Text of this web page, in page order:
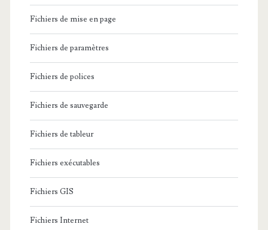
Fichiers de mise en page
Fichiers de paramètres
Fichiers de polices
Fichiers de sauvegarde
Fichiers de tableur
Fichiers exécutables
Fichiers GIS
Fichiers Internet